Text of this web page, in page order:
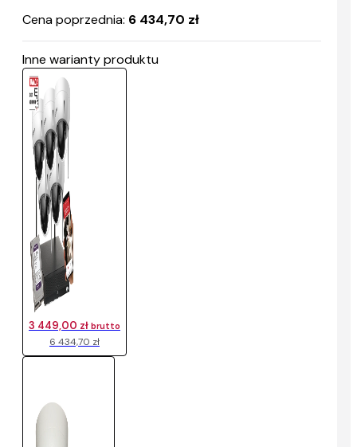
Cena poprzednia: 6 434,70 zł
Inne warianty produktu
6 434,70 zł
3 449,00 zł brutto